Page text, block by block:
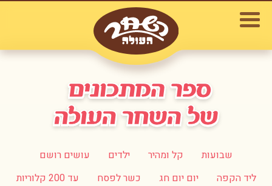
שבועות קל ומהיר ילדים
עושים רושם
ליד הקפה
יום יום חג כשר לפסח
עד 200 קלוריות